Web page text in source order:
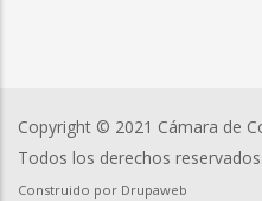
Copyright © 2021 Cámara de
Todos los derechos reservados.
Construido por Drupaweb